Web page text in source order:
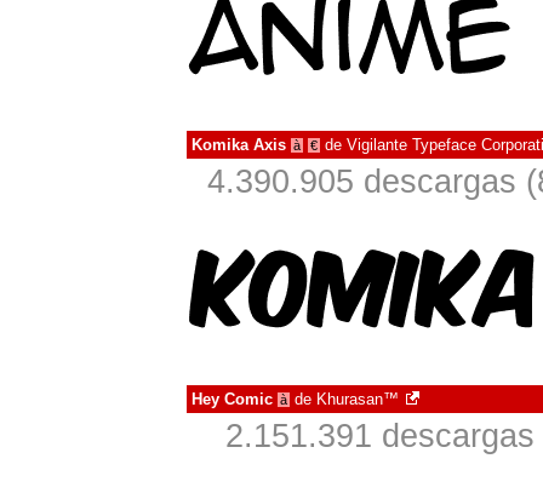
Komika Axis à € de Vigilante Typeface
4.390.905 descargas
Hey Comic à de Khurasan™
2.151.391